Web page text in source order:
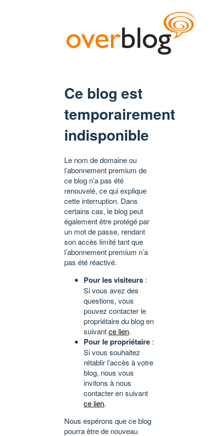
Ce blog est
temporairement
indisponible
Le nom de domaine ou
l’abonnement premium de
ce blog n’a pas été
renouvelé, ce qui explique
cette interruption. Dans
certains cas, le blog peut
également être protégé par
un mot de passe, rendant
son accès limité tant que
l’abonnement premium n’a
pas été réactivé.
Pour les visiteurs :
Si vous avez des
questions, vous
pouvez contacter le
propriétaire du blog en
suivantce lien.
Pour le propriétaire :
Si vous souhaitez
rétablir l’accès à votre
blog, nous vous
invitons à nous
contacter en suivant
ce lien.
Nous espérons que ce blog
pourra être de nouveau